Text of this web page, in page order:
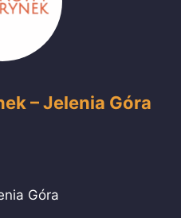
– Jelenia Góra
Góra